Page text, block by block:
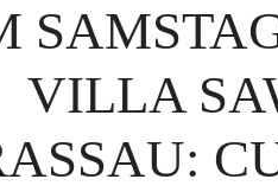
VILLA